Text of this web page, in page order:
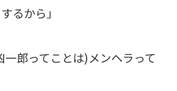
るから」
一郎ってことは)メンヘラって